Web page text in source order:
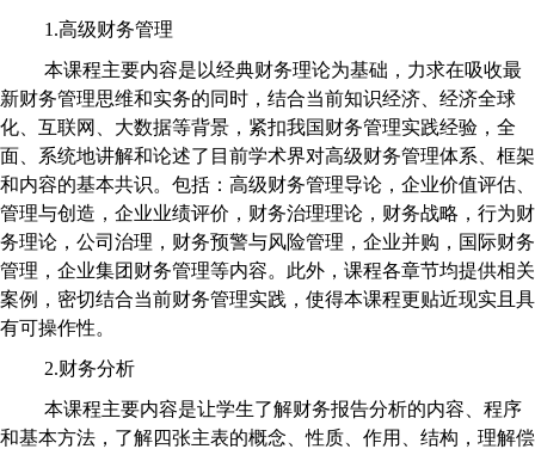
1.高级财务管理
本课程主要内容是以经典财务理论为基础，力求在吸收最
新财务管理思维和实务的同时，结合当前知识经济、经济全球
化、互联网、大数据等背景，紧扣我国财务管理实践经验，全
面、系统地讲解和论述了目前学术界对高级财务管理体系、框架
和内容的基本共识。包括：高级财务管理导论，企业价值评估、
管理与创造，企业业绩评价，财务治理理论，财务战略，行为财
务理论，公司治理，财务预警与风险管理，企业并购，国际财务
管理，企业集团财务管理等内容。此外，课程各章节均提供相关
案例，密切结合当前财务管理实践，使得本课程更贴近现实且具
有可操作性。
2.财务分析
本课程主要内容是让学生了解财务报告分析的内容、程序
和基本方法，了解四张主表的概念、性质、作用、结构，理解偿